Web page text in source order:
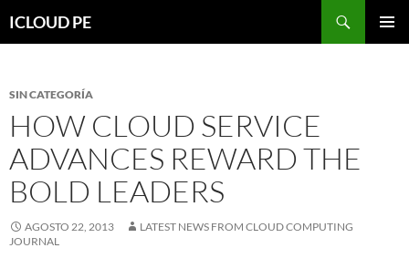
hacia
ICLOUD PE
SIN CATEGORÍA
HOW CLOUD SERVICE
ADVANCES REWARD THE
BOLD LEADERS
AGOSTO 22, 2013
LATEST NEWS FROM CLOUD COMPUTING
JOURNAL